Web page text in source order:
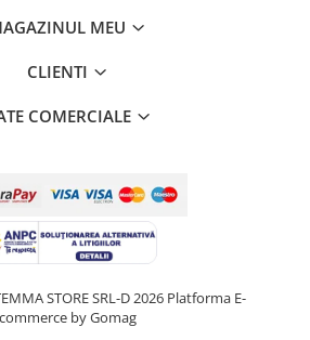
MEU
CLIENTI
COMERCIALE
STORE SRL-D 2026 Platforma E-
commerce by Gomag